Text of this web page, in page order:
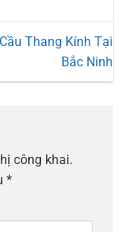
Thang Kính Tại
Bắc Ninh
công khai.
*